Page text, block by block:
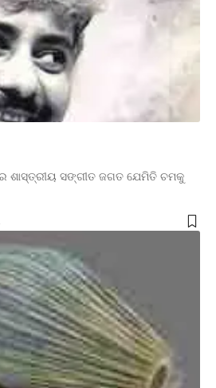
ଶାସ୍ତ୍ରୀୟ ସଙ୍ଗୀତ ଜଗତ ଯେମିତି ଚମକୁ